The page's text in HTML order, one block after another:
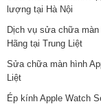
lượng tại Hà Nội
Dịch vụ sửa chữa màn
Hãng tại Trung Liệt
Sửa chữa màn hình
Liệt
Ép kính Apple Watch